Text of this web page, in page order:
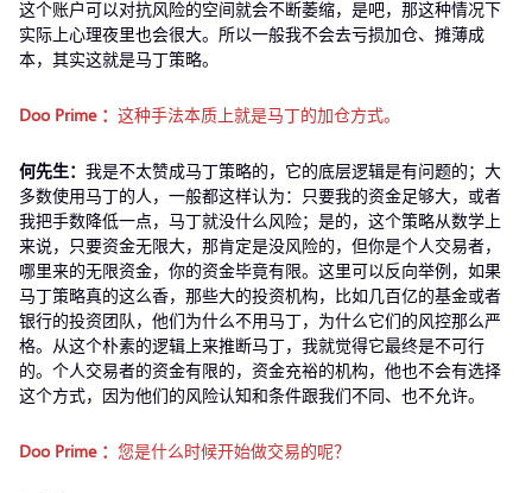
这个账户可以对抗风险的空间就会不断萎缩，是吧，那这种情况下
实际上心理夜里也会很大。所以一般我不会去亏损加仓、摊薄成
本，其实这就是马丁策略。
Doo Prime： 这种手法本质上就是马丁的加仓方式。
何先生： 我是不太赞成马丁策略的，它的底层逻辑是有问题的；大
多数使用马丁的人，一般都这样认为：只要我的资金足够大，或者
我把手数降低一点，马丁就没什么风险；是的，这个策略从数学上
来说，只要资金无限大，那肯定是没风险的，但你是个人交易者，
哪里来的无限资金，你的资金毕竟有限。这里可以反向举例，如果
马丁策略真的这么香，那些大的投资机构，比如几百亿的基金或者
银行的投资团队，他们为什么不用马丁，为什么它们的风控那么严
格。从这个朴素的逻辑上来推断马丁，我就觉得它最终是不可行
的。个人交易者的资金有限的，资金充裕的机构，他也不会有选择
这个方式，因为他们的风险认知和条件跟我们不同、也不允许。
Doo Prime： 您是什么时候开始做交易的呢？